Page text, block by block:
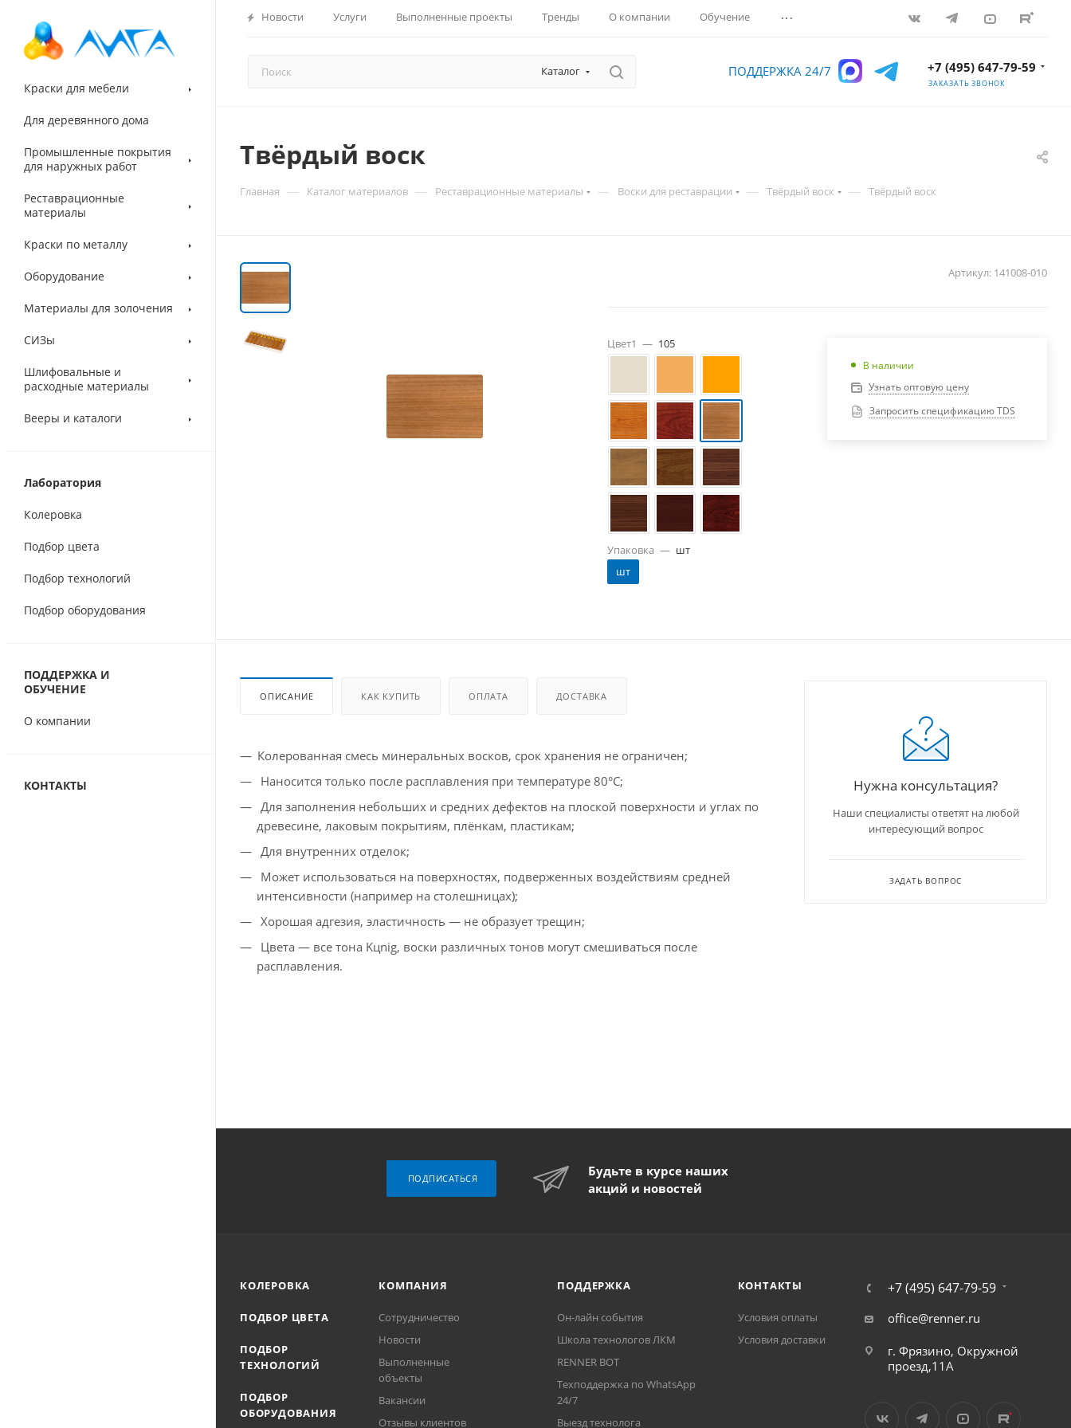
Новости Услуги Выполненные проекты Тренды О компании Обучение ...
Каталог ПОДДЕРЖКА 24/7 +7 (495) 647-79-59
ЗАКАЗАТЬ ЗВОНОК
Краски для мебели
Для деревянного дома
Промышленные покрытия
для наружных работ
Реставрационные
материалы
Краски по металлу
Оборудование
Материалы для золочения
СИЗы
Шлифовальные и
расходные материалы
Вееры и каталоги
Лаборатория
Колеровка
Подбор цвета
Подбор технологий
Подбор оборудования
ПОДДЕРЖКА И
ОБУЧЕНИЕ
О компании
КОНТАКТЫ
Твёрдый воск
Главная — Каталог материалов — Реставрационные материалы — Воски для реставрации — Твёрдый воск — Твёрдый воск
Артикул: 141008-010
Цвет1 — 105
Упаковка — шт
шт
В наличии
Узнать оптовую цену
Запросить спецификацию TDS
ОПИСАНИЕ КАК КУПИТЬ ОПЛАТА ДОСТАВКА
Колерованная смесь минеральных восков, срок хранения не ограничен;
Наносится только после расплавления при температуре 80°С;
Для заполнения небольших и средних дефектов на плоской поверхности и углах по
древесине, лаковым покрытиям, плёнкам, пластикам;
Для внутренних отделок;
Может использоваться на поверхностях, подверженных воздействиям средней
интенсивности (например на столешницах);
Хорошая адгезия, эластичность — не образует трещин;
Цвета — все тона Kцnig, воски различных тонов могут смешиваться после
расплавления.
Нужна консультация?
Наши специалисты ответят на любой
интересующий вопрос
ЗАДАТЬ ВОПРОС
Будьте в курсе наших
акций и новостей
ПОДПИСАТЬСЯ
КОЛЕРОВКА
ПОДБОР ЦВЕТА
ПОДБОР
ТЕХНОЛОГИЙ
ПОДБОР
ОБОРУДОВАНИЯ
КОМПАНИЯ
Сотрудничество
Новости
Выполненные
объекты
Вакансии
Отзывы клиентов
ПОДДЕРЖКА
Он-лайн события
Школа технологов ЛКМ
RENNER BOT
Техподдержка по WhatsApp
24/7
Выезд технолога
КОНТАКТЫ
Условия оплаты
Условия доставки
+7 (495) 647-79-59
office@renner.ru
г. Фрязино, Окружной
проезд,11А